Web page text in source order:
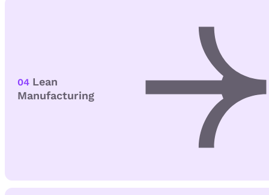
04 Lean
Manufacturing